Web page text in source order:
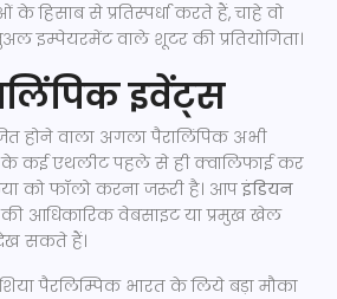
हिसाब से प्रतिस्पर्धा करते हैं, चाहे वो
इम्पेयरमेंट वाले शूटर की प्रतियोगिता।
इवेंट्स
होने वाला अगला पैरालिंपिक अभी
के कई एथलीट पहले से ही क्वालिफाई कर
को फॉलो करना जरूरी है। आपइंडियन
की आधिकारिक वेबसाइट या प्रमुख खेल
सकते हैं।
पैरलिम्पिक भारत के लिये बड़ा मौका